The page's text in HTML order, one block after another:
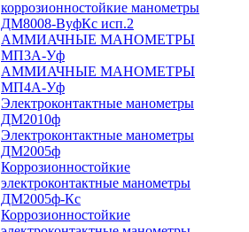
коррозионностойкие манометры
ДМ8008-ВуфКс исп.2
АММИАЧНЫЕ МАНОМЕТРЫ
МП3А-Уф
АММИАЧНЫЕ МАНОМЕТРЫ
МП4А-Уф
Электроконтактные манометры
ДМ2010ф
Электроконтактные манометры
ДМ2005ф
Коррозионностойкие
электроконтактные манометры
ДМ2005ф-Кс
Коррозионностойкие